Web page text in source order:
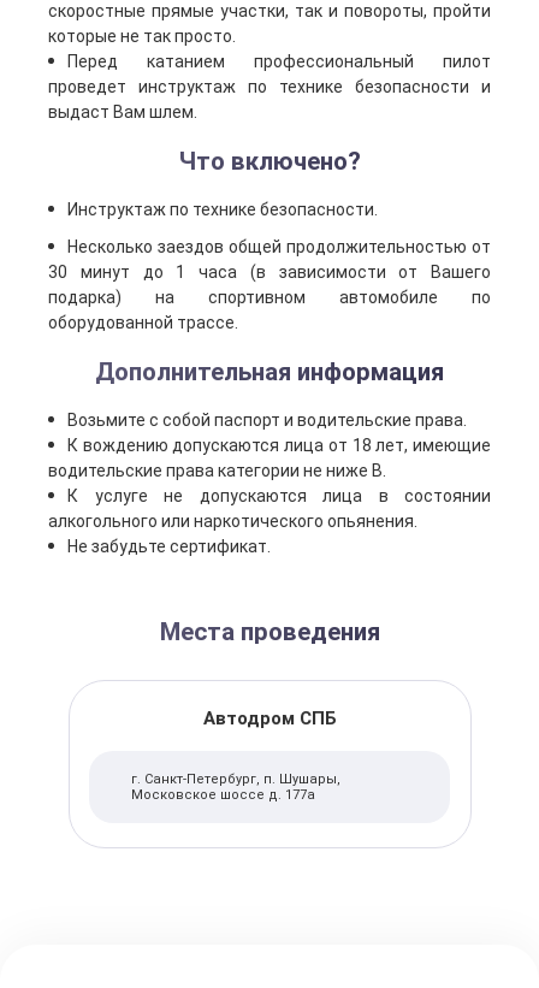
скоростные прямые участки, так и повороты, пройти
которые не так просто.
Перед катанием профессиональный пилот
проведет инструктаж по технике безопасности и
выдаст Вам шлем.
Что включено?
Инструктаж по технике безопасности.
Несколько заездов общей продолжительностью от
30 минут до 1 часа (в зависимости от Вашего
подарка) на спортивном автомобиле по
оборудованной трассе.
Дополнительная информация
Возьмите с собой паспорт и водительские права.
К вождению допускаются лица от 18 лет, имеющие
водительские права категории не ниже В.
К услуге не допускаются лица в состоянии
алкогольного или наркотического опьянения.
Не забудьте сертификат.
Места проведения
Автодром СПБ
г. Санкт-Петербург, п. Шушары,
Московское шоссе д. 177а